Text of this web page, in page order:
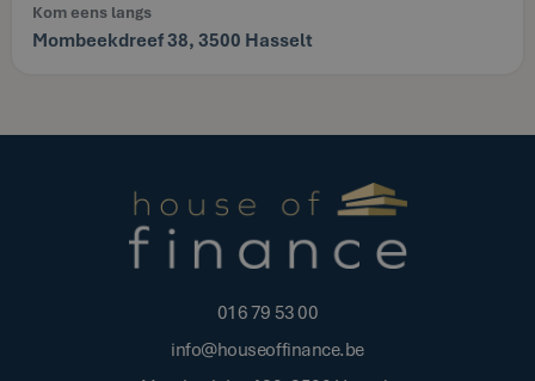
Kom eens langs
Mombeekdreef 38, 3500 Hasselt
016 79 53 00
info@houseoffinance.be